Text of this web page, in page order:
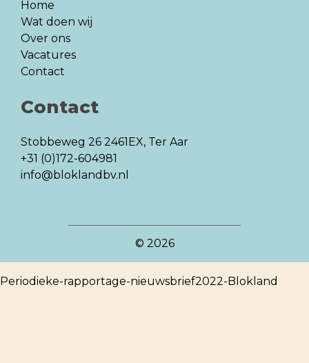
Home
Wat doen wij
Over ons
Vacatures
Contact
Contact
Stobbeweg 26 2461EX, Ter Aar
+31 (0)172-604981
info@bloklandbv.nl
© 2026
Periodieke-rapportage-nieuwsbrief2022-Blokland